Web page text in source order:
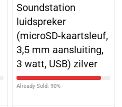
Soundstation
luidspreker
(microSD-kaartsleuf,
3,5 mm aansluiting,
3 watt, USB) zilver
Already Sold: 90%